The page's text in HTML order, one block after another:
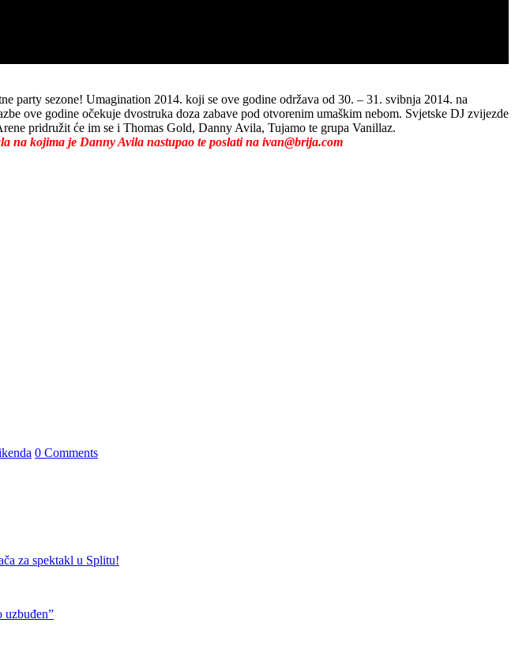
party sezone! Umagination 2014. koji se ove godine održava od 30. – 31. svibnja 2014. na
ove godine očekuje dvostruka doza zabave pod otvorenim umaškim nebom. Svjetske DJ zvijezde
pridružit će im se i Thomas Gold, Danny Avila, Tujamo te grupa Vanillaz.
na kojima je Danny Avila nastupao te poslati na ivan@brija.com
0 Comments
za spektakl u Splitu!
uzbuđen”